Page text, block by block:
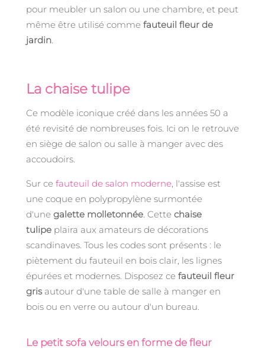
pour meubler un salon ou une chambre, et peut
même être utilisé comme fauteuil fleur de
jardin.
La chaise tulipe
Ce modèle iconique créé dans les années 50 a
été revisité de nombreuses fois. Ici on le retrouve
en siège de salon ou salle à manger avec des
accoudoirs.
Sur ce fauteuil de salon moderne, l'assise est
une coque en polypropylène surmontée
d'une galette molletonnée. Cette chaise
tulipe plaira aux amateurs de décorations
scandinaves. Tous les codes sont présents : le
piètement du fauteuil en bois clair, les lignes
épurées et modernes. Disposez ce fauteuil fleur
grisautour d'une table de salle à manger en
bois ou en verre ou autour d'un bureau.
Le petit sofa velours en forme de fleur